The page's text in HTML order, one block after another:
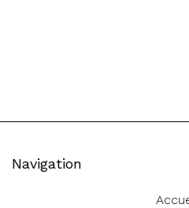
Navigation